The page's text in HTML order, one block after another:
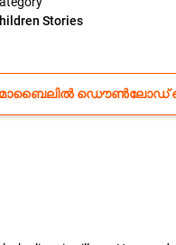
Stories
ഡൌൺലോഡ്